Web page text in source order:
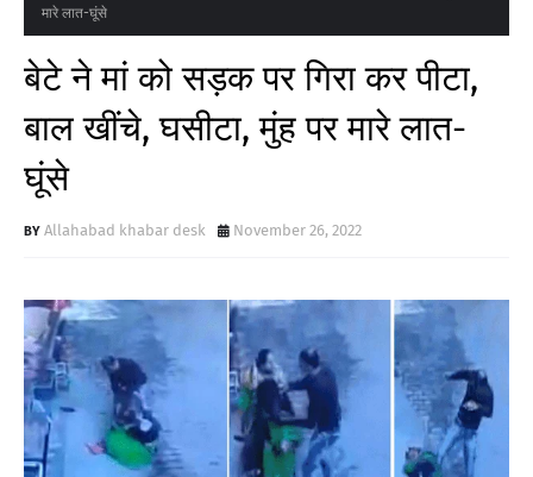
मारे लात-घूंसे
बेटे ने मां को सड़क पर गिरा कर पीटा,
बाल खींचे, घसीटा, मुंह पर मारे लात-
घूंसे
Allahabad khabar desk November 26, 2022